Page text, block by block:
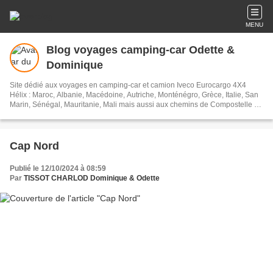
MENU
Blog voyages camping-car Odette &
Dominique
Site dédié aux voyages en camping-car et camion Iveco Eurocargo 4X4
Hélix : Maroc, Albanie, Macédoine, Autriche, Monténégro, Grèce, Italie, San
Marin, Sénégal, Mauritanie, Mali mais aussi aux chemins de Compostelle à
par nos soins. Nous avons visités l'Argentine, le Chili, l'Uruguay, le
Colombie. L'Amerique du Nord, Canada, Etats Unis, Mexique, Bélize,
Guatemala. Un nouveau véhicule en 2018, un J5 Peugeot de 1992, nous
partons vers le Maroc, l'Italie, l'Albanie, la Grèce, la Turquie, la Géorgie,
l'Arménie, l'Iran, les Emirats Arabes Unis, Oman, l'Arabie Saoudite, la
Jordanie, Israël, et retour pour cause de Covid par la Grèce.
Cap Nord
Publié le 12/10/2024 à 08:59
Par TISSOT CHARLOD Dominique & Odette